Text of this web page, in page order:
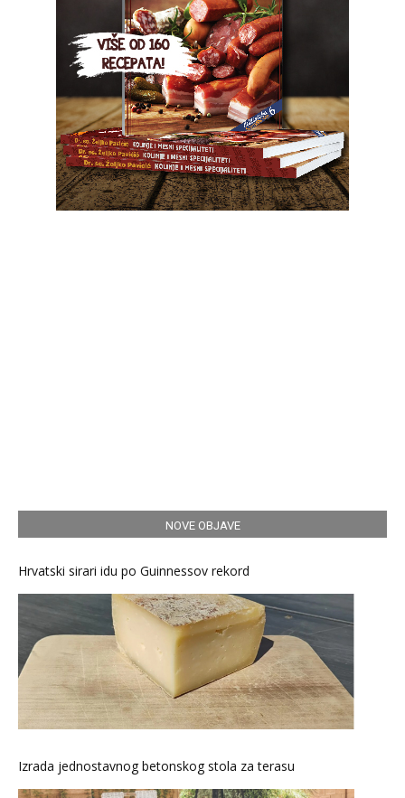
NOVE OBJAVE
Hrvatski sirari idu po Guinnessov rekord
Izrada jednostavnog betonskog stola za terasu